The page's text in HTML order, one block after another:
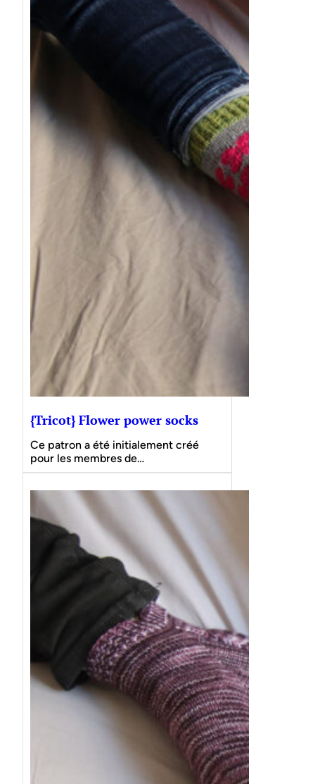
{Tricot} Flower power socks
Ce patron a été initialement créé
pour les membres de…